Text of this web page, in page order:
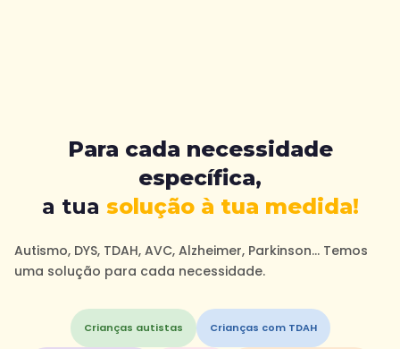
Para cada necessidade
específica,
a tua solução à tua medida!
Autismo, DYS, TDAH, AVC, Alzheimer, Parkinson… Temos
uma solução para cada necessidade.
Crianças autistas Crianças com TDAH